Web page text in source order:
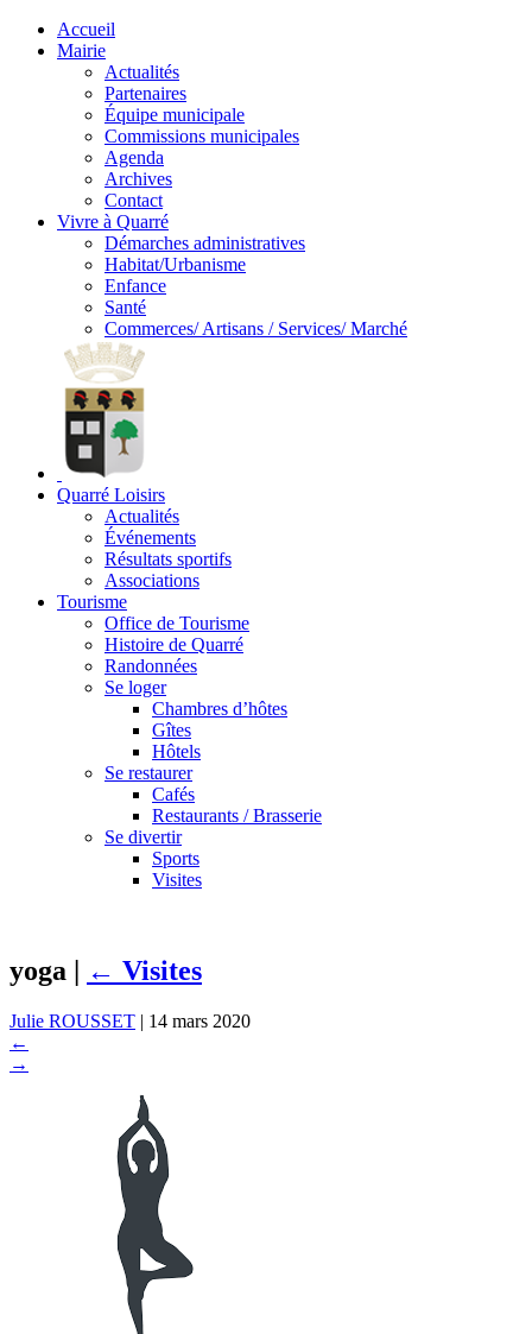
Accueil
Mairie
Actualités
Partenaires
Équipe municipale
Commissions municipales
Agenda
Archives
Contact
Vivre à Quarré
Démarches administratives
Habitat/Urbanisme
Enfance
Santé
Commerces/ Artisans / Services/ Marché
Quarré Loisirs
Actualités
Événements
Résultats sportifs
Associations
Tourisme
Office de Tourisme
Histoire de Quarré
Randonnées
Se loger
Chambres d’hôtes
Gîtes
Hôtels
Se restaurer
Cafés
Restaurants / Brasserie
Se divertir
Sports
Visites
yoga | ← Visites
Julie ROUSSET | 14 mars 2020
←
→